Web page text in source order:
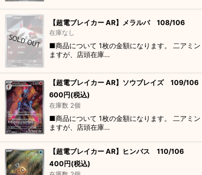
【超電ブレイカー AR】メラルバ 108/106
在庫なし
■商品について 1枚の金額になります。 二アミ
ますが、店頭在庫…
【超電ブレイカー AR】ソウブレイズ 109/106
600円(税込)
在庫数 2個
■商品について 1枚の金額になります。 二アミ
ますが、店頭在庫…
【超電ブレイカー AR】ヒンバス 110/106
400円(税込)